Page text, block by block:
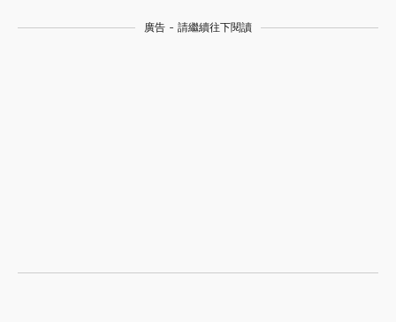
廣告 - 請繼續往下閱讀